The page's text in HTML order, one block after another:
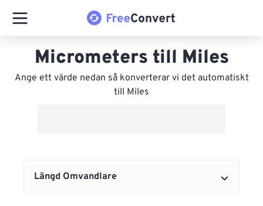
Micrometers till Miles
Ange ett värde nedan så konverterar vi det automatiskt
till Miles